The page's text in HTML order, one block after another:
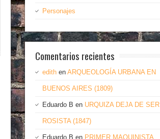
Personajes
Comentarios recientes
edith en ARQUEOLOGÍA URBANA EN
BUENOS AIRES (1809)
Eduardo B en URQUIZA DEJA DE SER
ROSISTA (1847)
Eduardo B en PRIMER MAQUINISTA